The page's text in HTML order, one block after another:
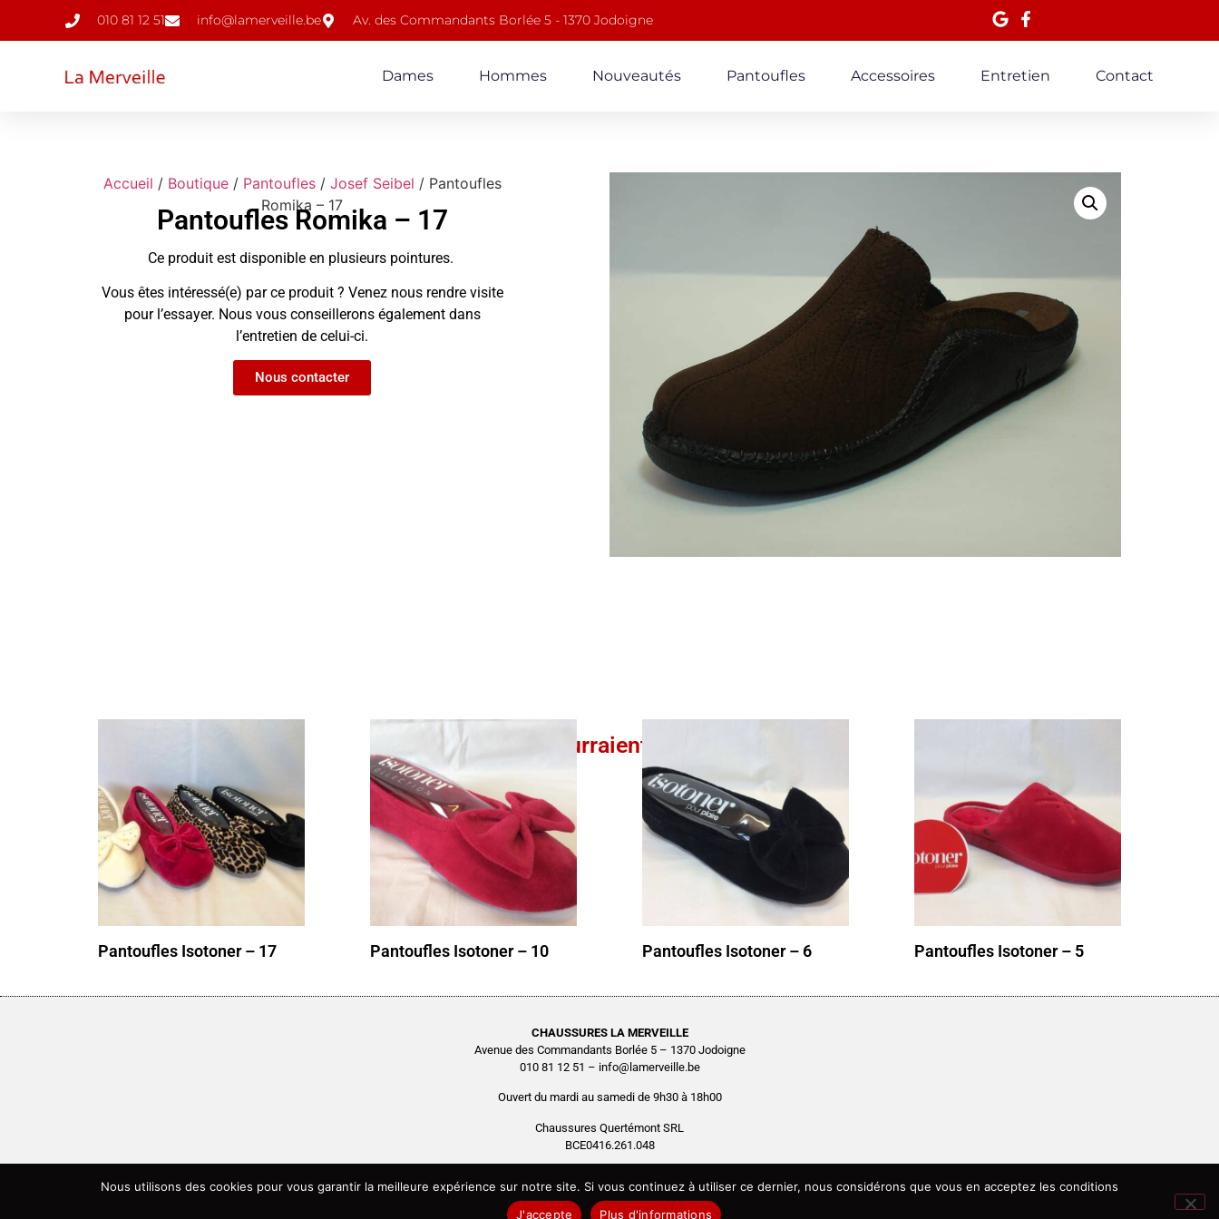
010 81 12 51 info@lamerveille.be Av. des Commandants Borlée 5 - 1370 Jodoigne
Dames Hommes Nouveautés Pantoufles Accessoires Entretien Contact
Accueil / Boutique/ Pantoufles/ Josef Seibel / Pantoufles
Romika – 17
Pantoufles Romika – 17
Ce produit est disponible en plusieurs pointures.
Vous êtes intéressé(e) par ce produit ? Venez nous rendre visite
pour l’essayer. Nous vous conseillerons également dans
l’entretien de celui-ci.
Nous contacter
Ces produits pourraient vous intéresser
Pantoufles Isotoner – 17 Pantoufles Isotoner – 10 Pantoufles Isotoner – 6 Pantoufles Isotoner – 5
CHAUSSURES LA MERVEILLE
Avenue des Commandants Borlée 5 – 1370 Jodoigne
010 81 12 51 – info@lamerveille.be
Ouvert du mardi au samedi de 9h30 à 18h00
Chaussures Quertémont SRL
BCE0416.261.048
Site réalisé parAGENCE2D
Nous utilisons des cookies pour vous garantir la meilleure expérience sur notre site. Si vous continuez à utiliser ce dernier, nous considérons que vous en acceptez les conditions
J'accepte
Plus d'informations